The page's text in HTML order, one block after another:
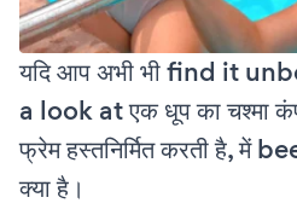
यदि आप अभी भी find it
a look at एक धूप का चश्मा
फ्रेम हस्तनिर्मित करती है,
क्या है।